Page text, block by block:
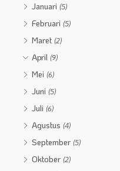
Januari(5)
Februari(5)
Maret(2)
April(9)
Mei(6)
Juni(5)
Juli(6)
Agustus(4)
September(5)
Oktober(2)